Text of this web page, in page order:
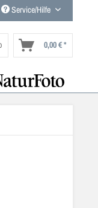
Service/Hilfe
0,00 € *